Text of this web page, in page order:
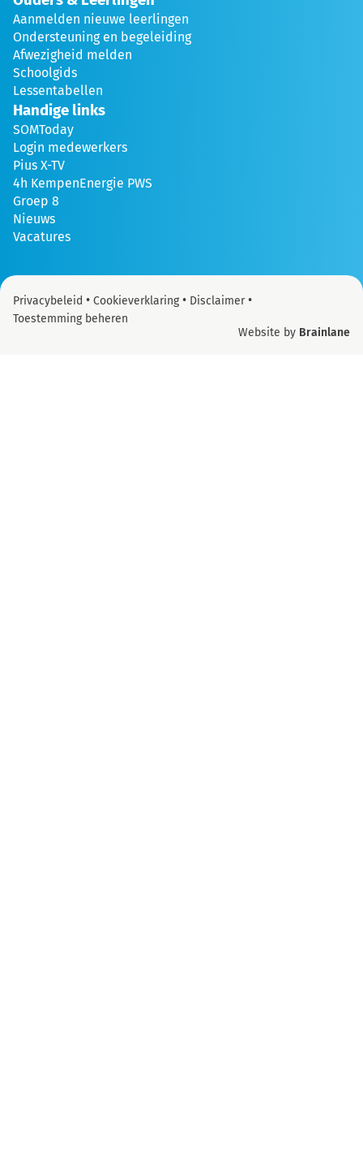
Aanmelden nieuwe leerlingen
Ondersteuning en begeleiding
Afwezigheid melden
Schoolgids
Lessentabellen
Handige links
SOMToday
Login medewerkers
Pius X-TV
4h KempenEnergie PWS
Groep 8
Nieuws
Vacatures
Privacybeleid • Cookieverklaring• Disclaimer•
Toestemming beheren
Website by Brainlane